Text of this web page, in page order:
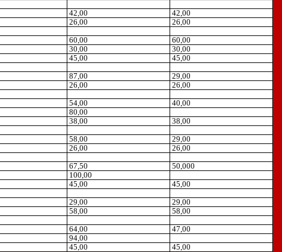
42,00
42,00
26,00
26,00
60,00
60,00
30,00
30,00
45,00
45,00
87,00
29,00
26,00
26,00
54,00
40,00
80,00
38,00
38,00
58,00
29,00
26,00
26,00
67,50
50,000
100,00
45,00
45,00
29,00
29,00
58,00
58,00
64,00
47,00
94,00
45,00 45,00